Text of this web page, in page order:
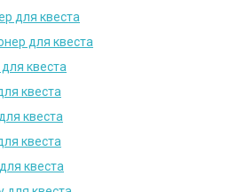
для квеста
для квеста
квеста
квеста
квеста
квеста
квеста